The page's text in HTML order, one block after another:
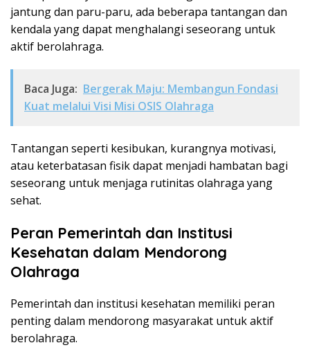
jantung dan paru-paru, ada beberapa tantangan dan
kendala yang dapat menghalangi seseorang untuk
aktif berolahraga.
Baca Juga: Bergerak Maju: Membangun Fondasi
Kuat melalui Visi Misi OSIS Olahraga
Tantangan seperti kesibukan, kurangnya motivasi,
atau keterbatasan fisik dapat menjadi hambatan bagi
seseorang untuk menjaga rutinitas olahraga yang
sehat.
Peran Pemerintah dan Institusi
Kesehatan dalam Mendorong
Olahraga
Pemerintah dan institusi kesehatan memiliki peran
penting dalam mendorong masyarakat untuk aktif
berolahraga.